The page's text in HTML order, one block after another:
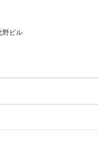
野ビル